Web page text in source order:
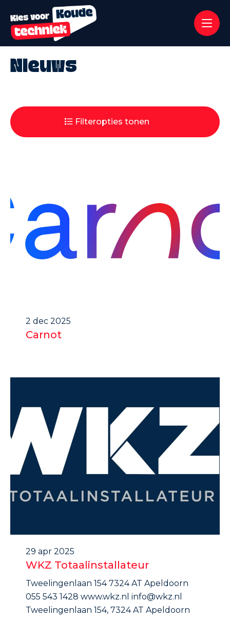
Nieuws
Filteropties tonen
2 dec 2025
Carnot
29 apr 2025
WKZ Totaalinstallateur
Tweelingenlaan 154 7324 AT Apeldoorn
055 543 1428 www.wkz.nl info@wkz.nl
Tweelingenlaan 154, 7324 AT Apeldoorn